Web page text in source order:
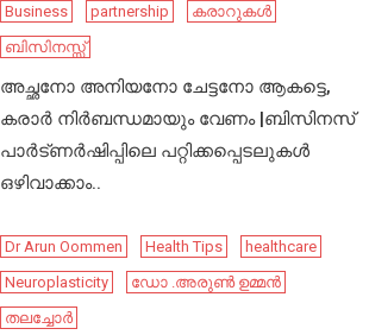
Business partnership
കരാറുകൾ
ബിസിനസ്സ്
അച്ഛനോ അനിയനോ ചേട്ടനോ ആകട്ടെ,
കരാർ നിർബന്ധമായും വേണം |ബിസിനസ്
പാർട്ണർഷിപ്പിലെ പറ്റിക്കപ്പെടലുകൾ
ഒഴിവാക്കാം..
Dr Arun Oommen Health Tips
healthcare
Neuroplasticity
ഡോ .അരുൺ ഉമ്മൻ
തലച്ചോർ